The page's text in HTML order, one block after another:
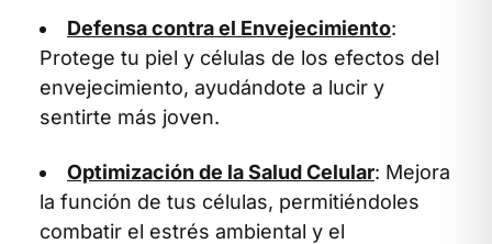
Defensa contra el Envejecimiento:
Protege tu piel y células de los efectos del
envejecimiento, ayudándote a lucir y
sentirte más joven.
Optimización de la Salud Celular: Mejora
la función de tus células, permitiéndoles
combatir el estrés ambiental y el